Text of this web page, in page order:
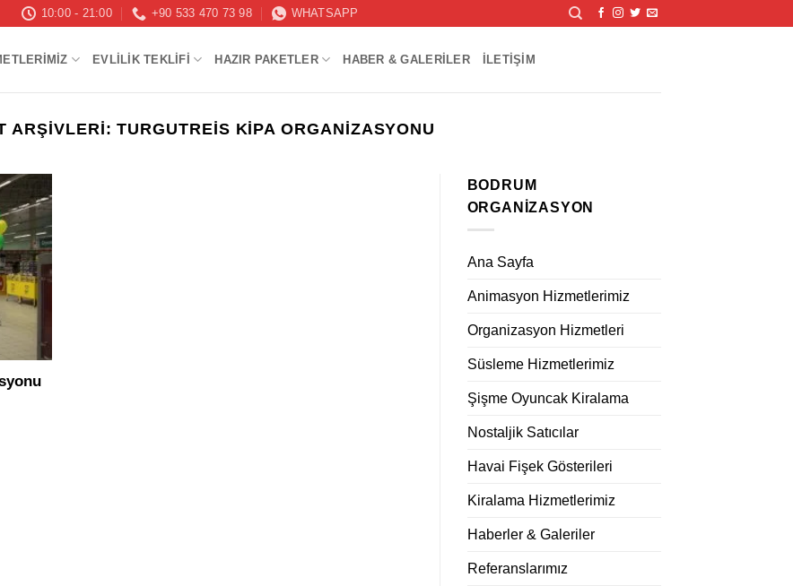
10:00 - 21:00 +90 533 470 73 98 WHATSAPP
EVLILIK TEKLIFI HAZIR PAKETLER HABER & GALERILER İLETIŞIM
ARŞIVLERI:TURGUTREIS KIPA ORGANIZASYONU
BODRUM
ORGANIZASYON
Ana Sayfa
Animasyon Hizmetlerimiz
Organizasyon Hizmetleri
Süsleme Hizmetlerimiz
Şişme Oyuncak Kiralama
Nostaljik Satıcılar
Havai Fişek Gösterileri
Kiralama Hizmetlerimiz
Haberler & Galeriler
Referanslarımız